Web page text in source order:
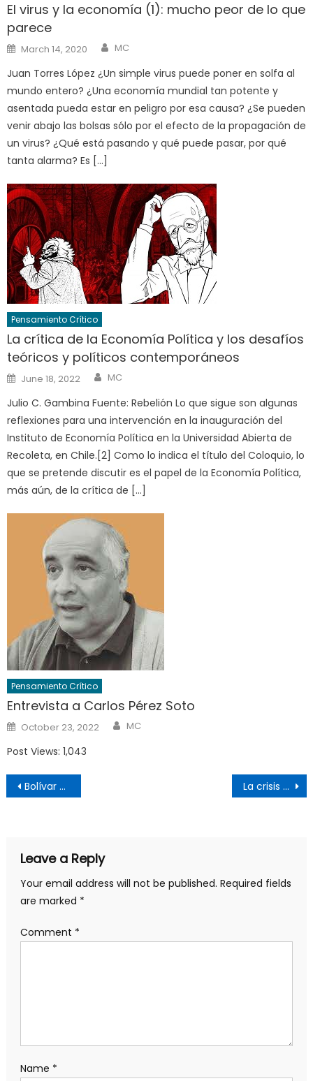
El virus y la economía (1): mucho peor de lo que
parece
Posted
on
March 14, 2020 Author
MC
Juan Torres López ¿Un simple virus puede poner en solfa al
mundo entero? ¿Una economía mundial tan potente y
asentada pueda estar en peligro por esa causa? ¿Se pueden
venir abajo las bolsas sólo por el efecto de la propagación de
un virus? ¿Qué está pasando y qué puede pasar, por qué
tanta alarma? Es […]
Pensamiento Crítico
La crítica de la Economía Política y los desafíos
teóricos y políticos contemporáneos
Posted
on
June 18, 2022 Author
MC
Julio C. Gambina Fuente: Rebelión Lo que sigue son algunas
reflexiones para una intervención en la inauguración del
Instituto de Economía Política en la Universidad Abierta de
Recoleta, en Chile.[2] Como lo indica el título del Coloquio, lo
que se pretende discutir es el papel de la Economía Política,
más aún, de la crítica de […]
Pensamiento Crítico
Entrevista a Carlos Pérez Soto
Posted
on
October 23, 2022 Author
MC
Post Views: 1,043
Post
navigation
Bolívar y los economistas liberales La crisis del empleo en América Latina: contexto y perspectivas
Leave a Reply
Your email address will not be published. Required fields
are marked *
Comment *
Name *